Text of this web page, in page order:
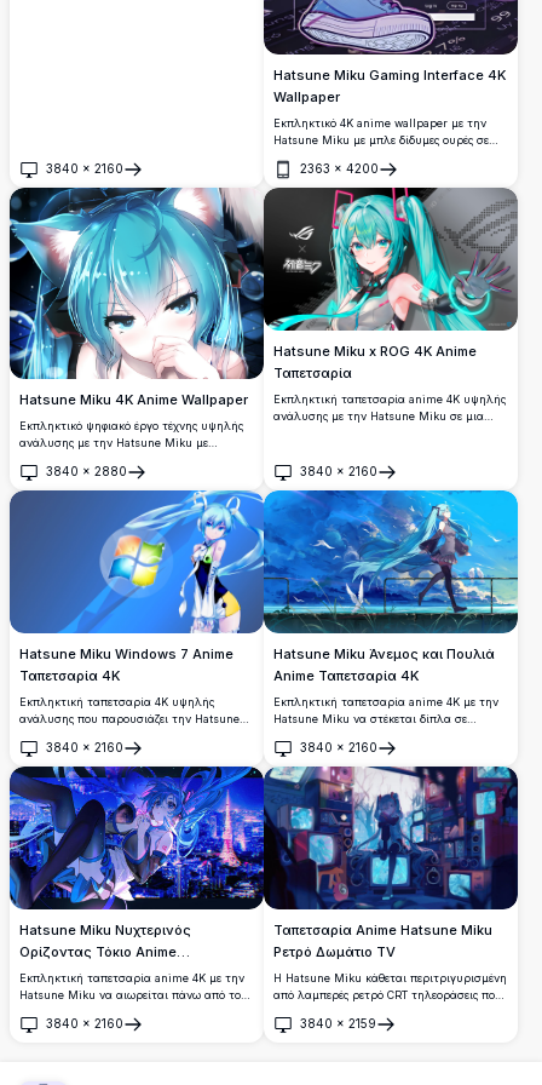
3840 × 2160
Άνοιγμα
Hatsune Miku Gaming Interface 4K
Wallpaper
Εκπληκτικό 4K anime wallpaper με την
Hatsune Miku με μπλε δίδυμες ουρές σε
κιθάρα ενάντια σε ένα φουτουριστικό
ψηφιακό περιβάλlon διεπαφής. Τέλειο
υψηλής ανάλυσης desktop wallpaper με
ζωντανή μωβ και μπλε cyberpunk
αισθητική για τους λάτρεις του anime.
2363 × 4200
Άνοιγμα
Hatsune Miku 4K Anime Wallpaper
Εκπληκτικό ψηφιακό έργο τέχνης υψηλής
ανάλυσης με την Hatsune Miku με
συναρπαστικά γαλάζια μάτια. Αυτό το
premium anime wallpaper παρουσιάζει
όμορφα εφέ φωτισμού, λεπτομερή
σχεδιασμό χαρακτήρα και κρυστάλλινη 4K
ποιότητα ιδανική για οποιαδήποτε οθόνη.
3840 × 2880
Άνοιγμα
Hatsune Miku x ROG 4K Anime
Ταπετσαρία
Εκπληκτική ταπετσαρία anime 4K υψηλής
ανάλυσης με την Hatsune Miku σε μια
τεχνολογικό ντύσιμο με λαμπερές κυανές
λεπτομέρειες, παρουσιάζοντας έναν τέλειο
συνδυασμό μουσικής και gaming
κουλτούρας.
3840 × 2160
Άνοιγμα
Hatsune Miku Windows 7 Anime
Ταπετσαρία 4K
Εκπληκτική ταπετσαρία 4K υψηλής
ανάλυσης που παρουσιάζει την Hatsune
στο εμβληματικό λογότυπο των Windows
7. Ιδανική για λάτρεις του anime και του
τεχνολογίας που αναζητούν ένα ζωντανό
και εντυπωσιακό φόντο επιφάνειας
εργασίας.
3840 × 2160
Άνοιγμα
Hatsune Miku Άνεμος και Πουλιά
Anime Ταπετσαρία 4K
Εκπληκτική ταπετσαρία anime 4K με την
Hatsune Miku να στέκεται δίπλα σε
κυανές της κοτσίδες να κυματίζουν στον
άνεμο, περιτριγυρισμένη από λευκά
πουλιά που πετούν σε ένα δραματικό
γαλάζιο ουρανό.
3840 × 2160
Άνοιγμα
Hatsune Miku Νυχτερινός
Ορίζοντας Τόκιο Anime
Ταπετσαρία
Εκπληκτική ταπετσαρία anime 4K με την
Hatsune Miku να αιωρείται πάνω από τον
λαμπερά νέον φώτα της πόλης και τον
3840 × 2160
Άνοιγμα
Ταπετσαρία Anime Hatsune Miku
Ρετρό Δωμάτιο TV
Η Hatsune Miku κάθεται περιτριγυρισμένη
από λαμπερές ρετρό CRT τηλεοράσεις που
εκπληκτικό έργο τέχνης anime
3840 × 2159
Άνοιγμα